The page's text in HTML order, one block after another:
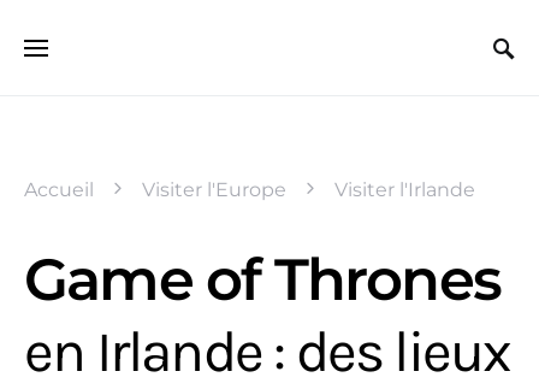
Accueil Visiter l'Europe Visiter l'Irlande
Game of Thrones
en Irlande : des lieux